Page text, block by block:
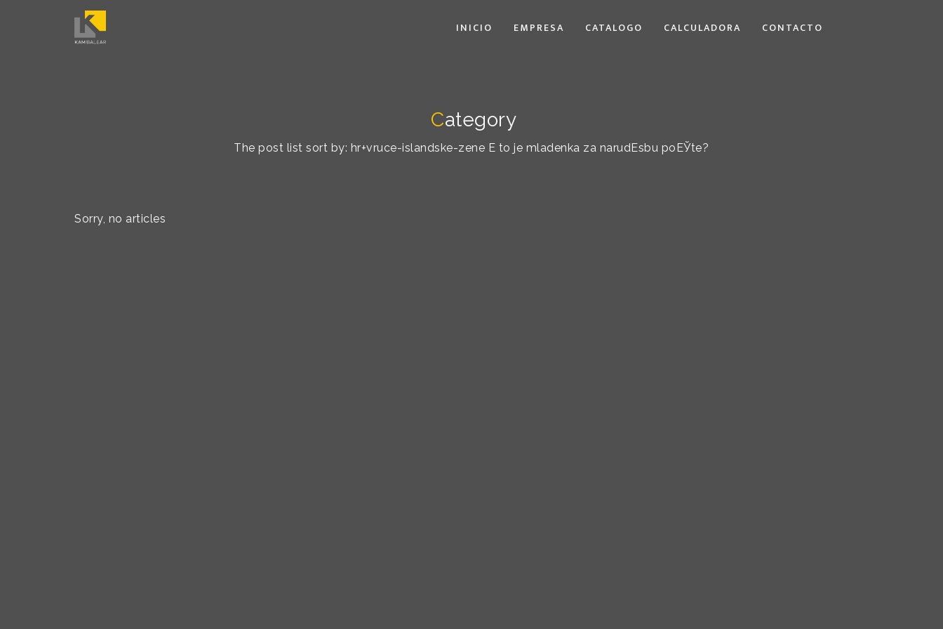
INICIO EMPRESA CATALOGO CALCULADORA CONTACTO
Category
The post list sort by: hr+vruce-islandske-zene Е to je mladenka za narudЕѕbu poЕЎte?
Sorry, no articles